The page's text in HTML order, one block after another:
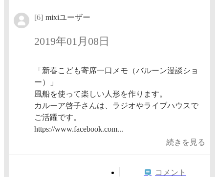
[6] mixiユーザー
2019年01月08日
「新春こども寄席一口メモ（バルーン漫談ショ
ー）」
風船を使って楽しい人形を作ります。
カルーア啓子さんは、ラジオやライブハウスで
ご活躍です。​
https://www.facebook.com...
続きを見る
コメント